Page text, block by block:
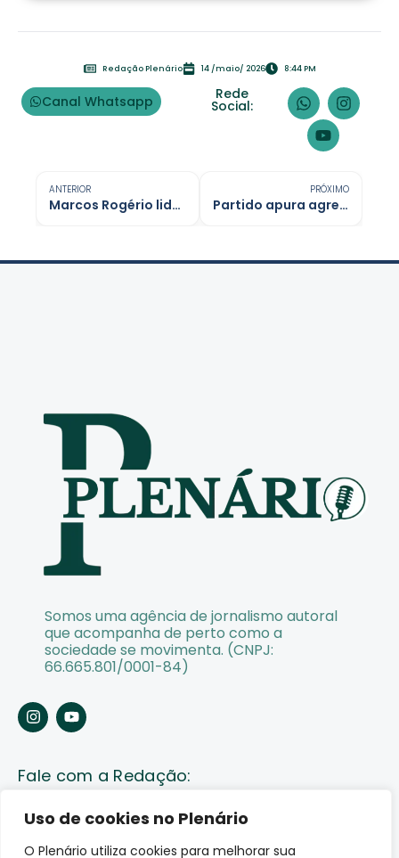
Uso de cookies no Plenário
O Plenário utiliza cookies para melhorar sua
Redação Plenário 14 /maio/ 2026 8:44 PM
Canal Whatsapp Rede
Social:
ANTERIOR
Marcos Rogério lidera para governo e Sílvia Cristina na disputa ao senado em Rondônia
PRÓXIMO
Partido apura agressão de vereador Marcos Combate contra jornalista
Somos uma agência de jornalismo autoral
que acompanha de perto como a
sociedade se movimenta. (CNPJ:
66.665.801/0001-84)
Fale com a Redação:
Enviar pauta
Fale conosco